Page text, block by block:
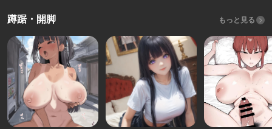
蹲踞・開脚 もっと見る